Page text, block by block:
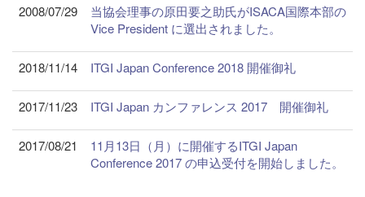
2008/07/29
当協会理事の原田要之助氏がISACA国際本部の
Vice President に選出されました。
2018/11/14 ITGI Japan Conference 2018 開催御礼
2017/11/23 ITGI Japan カンファレンス 2017 開催御礼
2017/08/21
11月13日（月）に開催するITGI Japan
Conference 2017 の申込受付を開始しました。